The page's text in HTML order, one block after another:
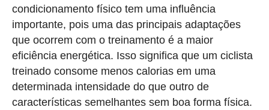
condicionamento físico tem uma influência
importante, pois uma das principais adaptações
que ocorrem com o treinamento é a maior
eficiência energética. Isso significa que um ciclista
treinado consome menos calorias em uma
determinada intensidade do que outro de
características semelhantes sem boa forma física.